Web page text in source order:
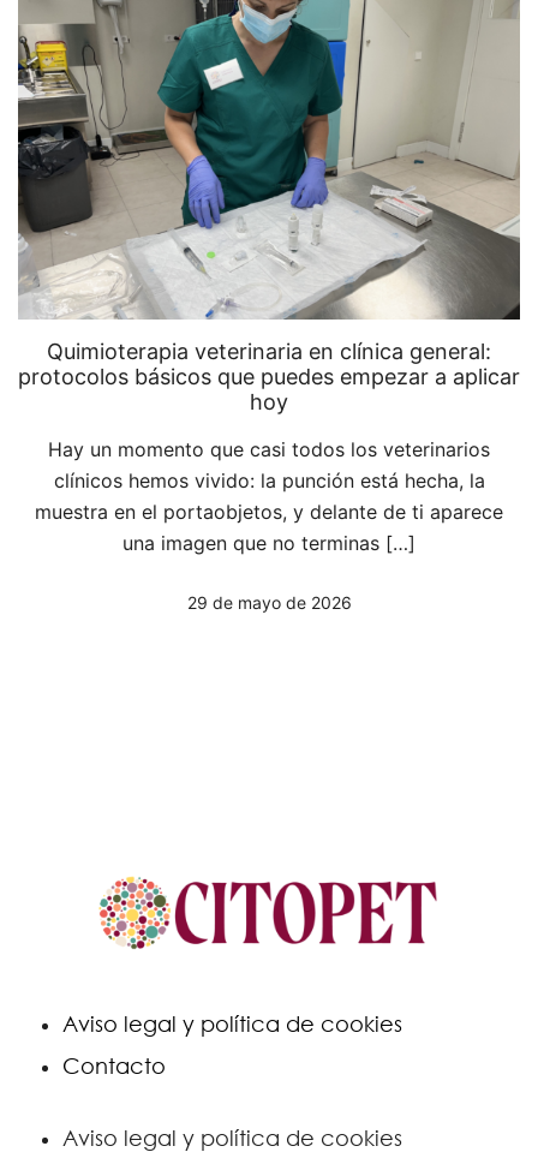
Quimioterapia veterinaria en clínica general:
protocolos básicos que puedes empezar a aplicar
hoy
Hay un momento que casi todos los veterinarios
clínicos hemos vivido: la punción está hecha, la
muestra en el portaobjetos, y delante de ti aparece
una imagen que no terminas […]
29 de mayo de 2026
Aviso legal y política de cookies
Contacto
Aviso legal y política de cookies